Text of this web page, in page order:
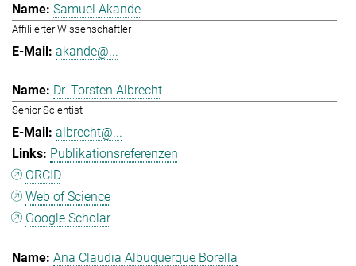
Samuel Akande
Affiliierter Wissenschaftler
akande@...
Dr. Torsten Albrecht
Senior Scientist
albrecht@...
Publikationsreferenzen
ORCID
Web of Science
Google Scholar
Ana Claudia Albuquerque Borella